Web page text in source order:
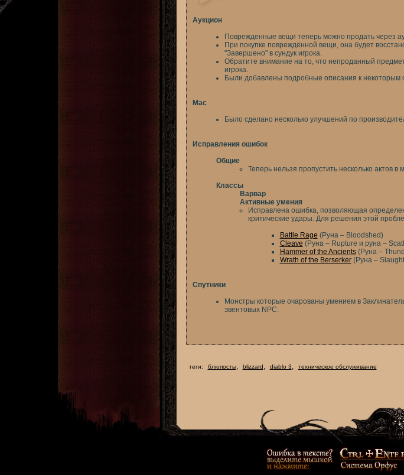
Аукцион
Поврежденные вещи теперь можно продать через
При покупке повреждённой вещи, она будет
"Завершено" в сундук игрока.
Обратите внимание на то, что непроданный
игрока.
Были добавлены подробные описания к
Mac
Было сделано несколько улучшений по
Исправления ошибок
Общие
Теперь нельзя пропустить несколько актов в
Классы
Варвар
Активные умения
Исправлена ​​ошибка, позволяющая
критические удары. Для решения этой
Battle Rage (Руна – Bloodshed)
Cleave (Руна – Rupture и руна –
Hammer of the Ancients(Руна –
Wrath of the Berserker(Руна –
Спутники
Монстры которые очарованы умением в
эвентовых NPC.
теги: блюпосты, blizzard, diablo 3, техническое обслуживание